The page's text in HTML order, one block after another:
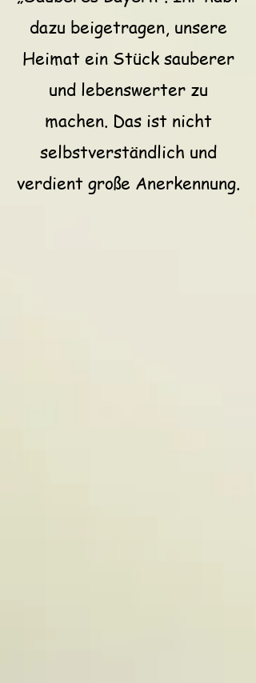
dazu beigetragen, unsere
Heimat ein Stück sauberer
und lebenswerter zu
machen. Das ist nicht
selbstverständlich und
verdient große Anerkennung.